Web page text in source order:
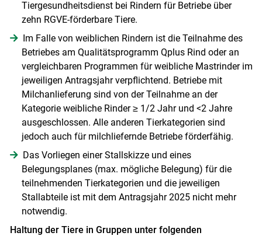
Tiergesundheitsdienst bei Rindern für Betriebe über
zehn RGVE-förderbare Tiere.
Im Falle von weiblichen Rindern ist die Teilnahme des
Betriebes am Qualitätsprogramm Qplus Rind oder an
vergleichbaren Programmen für weibliche Mastrinder im
jeweiligen Antragsjahr verpflichtend. Betriebe mit
Milchanlieferung sind von der Teilnahme an der
Kategorie weibliche Rinder ≥ 1/2 Jahr und <2 Jahre
ausgeschlossen. Alle anderen Tierkategorien sind
jedoch auch für milchliefernde Betriebe förderfähig.
Das Vorliegen einer Stallskizze und eines
Belegungsplanes (max. mögliche Belegung) für die
teilnehmenden Tierkategorien und die jeweiligen
Stallabteile ist mit dem Antragsjahr 2025 nicht mehr
notwendig.
Haltung der Tiere in Gruppen unter folgenden